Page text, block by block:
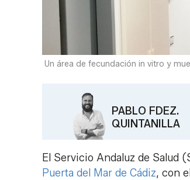
Un área de fecundación in vitro y
PABLO FDEZ.
QUINTANILLA
El Servicio Andaluz de Salud
Puerta del Mar de Cádiz, con